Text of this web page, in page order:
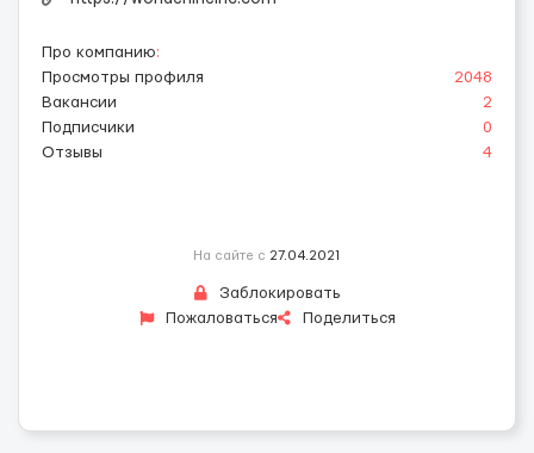
Про компанию:
Просмотры профиля
2048
Вакансии
2
Подписчики
0
Отзывы
4
На сайте с 27.04.2021
Заблокировать
Пожаловаться
Поделиться